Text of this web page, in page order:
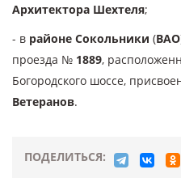
Архитектора Шехтеля;
- в районе Сокольники (ВАО
проезда № 1889,
Богородского шоссе,
Ветеранов.
ПОДЕЛИТЬСЯ: